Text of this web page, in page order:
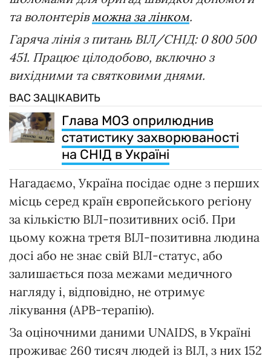
та волонтерів можна за лінком.
Гаряча лінія з питань ВІЛ/СНІД: 0 800 500
451. Працює цілодобово, включно з
вихідними та святковими днями.
ВАС ЗАЦІКАВИТЬ
Глава МОЗ оприлюднив
статистику захворюваності
на СНІД в Україні
Нагадаємо, Україна посідає одне з перших
місць серед країн європейського регіону
за кількістю ВІЛ-позитивних осіб. При
цьому кожна третя ВІЛ-позитивна людина
досі або не знає свій ВІЛ-статус, або
залишається поза межами медичного
нагляду і, відповідно, не отримує
лікування (АРВ-терапію).
За оціночними даними UNAIDS, в Україні
проживає 260 тисяч людей із ВІЛ, з них 152